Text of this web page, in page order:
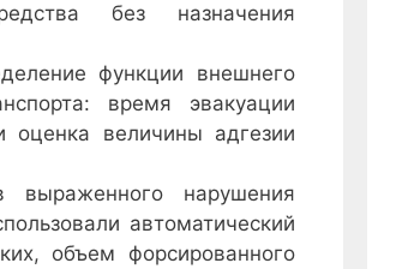
без назначения
функции внешнего
время эвакуации
оценка величины адгезии
выраженного нарушения
автоматический
объем форсированного